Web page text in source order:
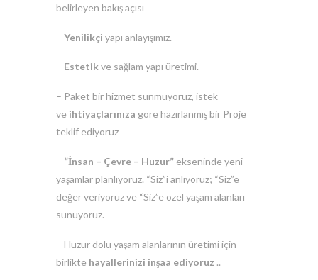
belirleyen bakış açısı
– Yenilikçi yapı anlayışımız.
– Estetikve sağlam yapı üretimi.
– Paket bir hizmet sunmuyoruz, istek
ve ihtiyaçlarınıza göre hazırlanmış bir Proje
teklif ediyoruz
– “İnsan – Çevre – Huzur” ekseninde yeni
yaşamlar planlıyoruz. “Siz”i anlıyoruz; “Siz”e
değer veriyoruz ve “Siz”e özel yaşam alanları
sunuyoruz.
– Huzur dolu yaşam alanlarının üretimi için
birlikte hayallerinizi inşaa ediyoruz ..